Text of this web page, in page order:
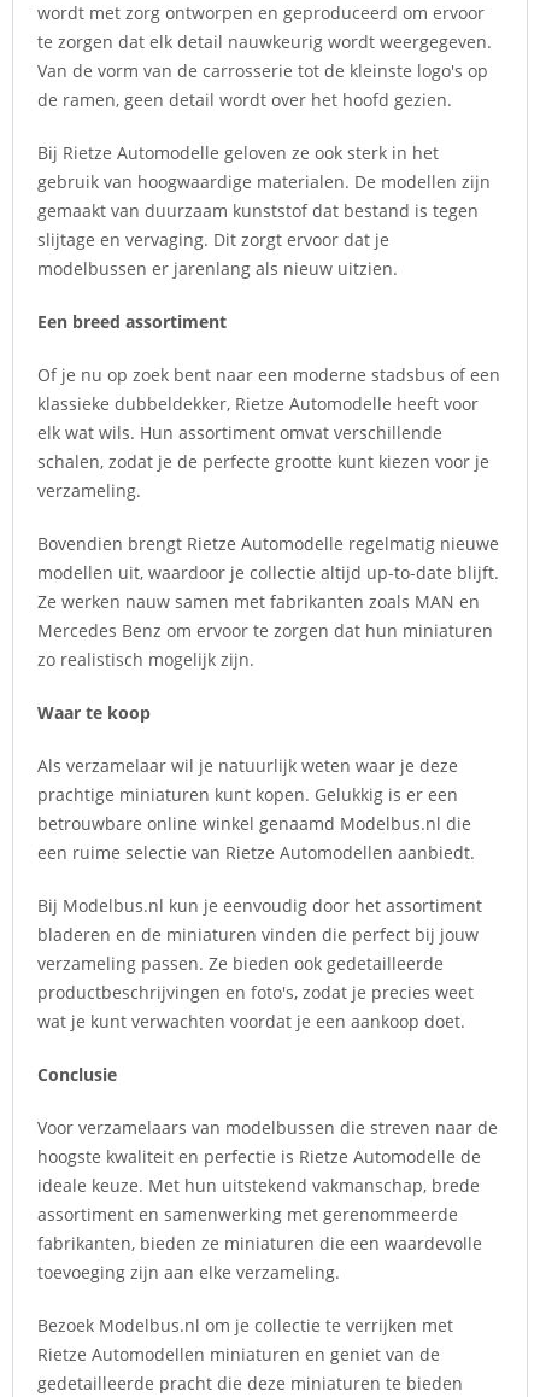
wordt met zorg ontworpen en geproduceerd om ervoor
te zorgen dat elk detail nauwkeurig wordt weergegeven.
Van de vorm van de carrosserie tot de kleinste logo's op
de ramen, geen detail wordt over het hoofd gezien.
Bij Rietze Automodelle geloven ze ook sterk in het
gebruik van hoogwaardige materialen. De modellen zijn
gemaakt van duurzaam kunststof dat bestand is tegen
slijtage en vervaging. Dit zorgt ervoor dat je
modelbussen er jarenlang als nieuw uitzien.
Een breed assortiment
Of je nu op zoek bent naar een moderne stadsbus of een
klassieke dubbeldekker, Rietze Automodelle heeft voor
elk wat wils. Hun assortiment omvat verschillende
schalen, zodat je de perfecte grootte kunt kiezen voor je
verzameling.
Bovendien brengt Rietze Automodelle regelmatig nieuwe
modellen uit, waardoor je collectie altijd up-to-date blijft.
Ze werken nauw samen met fabrikanten zoals MAN en
Mercedes Benz om ervoor te zorgen dat hun miniaturen
zo realistisch mogelijk zijn.
Waar te koop
Als verzamelaar wil je natuurlijk weten waar je deze
prachtige miniaturen kunt kopen. Gelukkig is er een
betrouwbare online winkel genaamd Modelbus.nl die
een ruime selectie van Rietze Automodellen aanbiedt.
Bij Modelbus.nl kun je eenvoudig door het assortiment
bladeren en de miniaturen vinden die perfect bij jouw
verzameling passen. Ze bieden ook gedetailleerde
productbeschrijvingen en foto's, zodat je precies weet
wat je kunt verwachten voordat je een aankoop doet.
Conclusie
Voor verzamelaars van modelbussen die streven naar de
hoogste kwaliteit en perfectie is Rietze Automodelle de
ideale keuze. Met hun uitstekend vakmanschap, brede
assortiment en samenwerking met gerenommeerde
fabrikanten, bieden ze miniaturen die een waardevolle
toevoeging zijn aan elke verzameling.
Bezoek Modelbus.nl om je collectie te verrijken met
Rietze Automodellen miniaturen en geniet van de
gedetailleerde pracht die deze miniaturen te bieden